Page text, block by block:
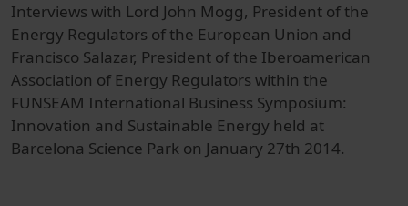
Interviews with Lord John Mogg, President of the
Energy Regulators of the European Union and
Francisco Salazar, President of the Iberoamerican
Association of Energy Regulators within the
FUNSEAM International Business Symposium:
Innovation and Sustainable Energy held at
Barcelona Science Park on January 27th 2014.